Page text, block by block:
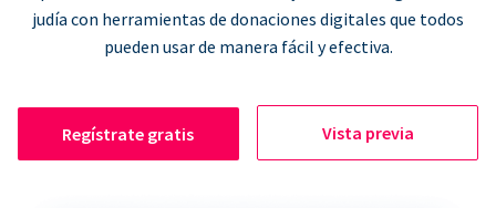
judía con herramientas de donaciones digitales que todos
pueden usar de manera fácil y efectiva.
Regístrate gratis Vista previa